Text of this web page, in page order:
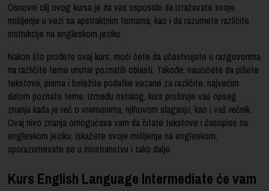
Osnovni cilj ovog kursa je da vas osposobi da izražavate svoje
mišljenje u vezi sa apstraktnim temama, kao i da razumete različite
instrukcije na engleskom jeziku.
Nakon što prođete ovaj kurs, moći ćete da učestvujete u razgovorima
na različite teme unutar poznatih oblasti. Takođe, naučićete da pišete
tekstove, pisma i beležite podatke vezane za različite, najvećim
delom poznate teme. Između ostalog, kurs proširuje vaš opseg
znanja kada je reč o vremenima, njihovom slaganju, kao i vaš rečnik.
Ovaj nivo znanja omogućava vam da čitate tekstove i časopise na
engleskom jeziku, iskažete svoje mišljenje na engleskom,
sporazumevate se u inostranstvu i tako dalje.
Kurs English Language Intermediate će vam